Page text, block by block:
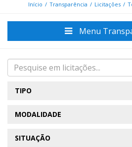
Início Transparência Licitações
Menu
TIPO
MODALIDADE
SITUAÇÃO